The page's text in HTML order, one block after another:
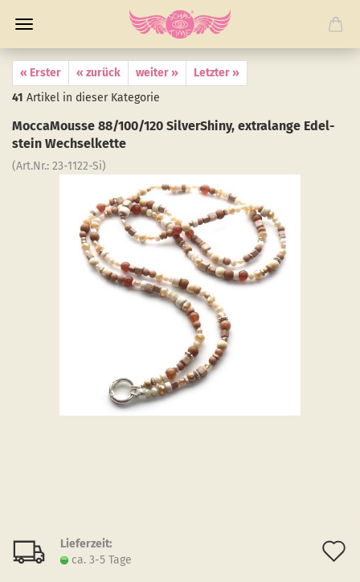
« Erster « zurück weiter »
Letzter »
41 Artikel in dieser Kategorie
Moc­ca­Mousse 88/100/120 Sil­verS­hiny, ex­tralan­ge Edel­
stein Wech­sel­ket­te
(Art.Nr.: 23-​1122-Si)
Lieferzeit:
ca. 3-5 Tage